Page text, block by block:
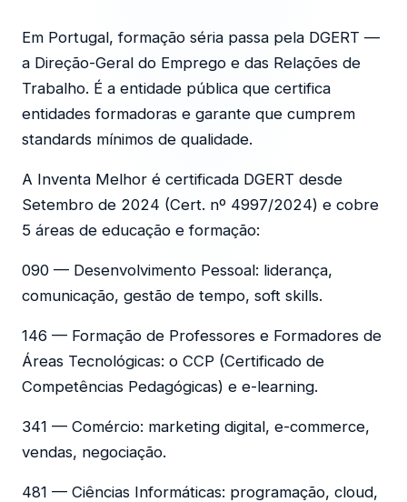
Em Portugal, formação séria passa pela DGERT —
a Direção-Geral do Emprego e das Relações de
Trabalho. É a entidade pública que certifica
entidades formadoras e garante que cumprem
standards mínimos de qualidade.
A Inventa Melhor é certificada DGERT desde
Setembro de 2024 (Cert. nº 4997/2024) e cobre
5 áreas de educação e formação:
090 — Desenvolvimento Pessoal: liderança,
comunicação, gestão de tempo, soft skills.
146 — Formação de Professores e Formadores de
Áreas Tecnológicas: o CCP (Certificado de
Competências Pedagógicas) e e-learning.
341 — Comércio: marketing digital, e-commerce,
vendas, negociação.
481 — Ciências Informáticas: programação, cloud,